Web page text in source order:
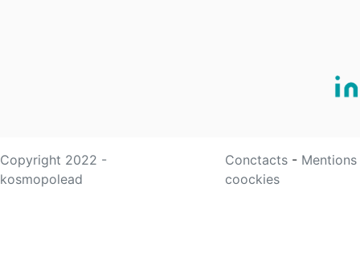
Copyright 2022 -
kosmopolead
Conctacts -
coockies